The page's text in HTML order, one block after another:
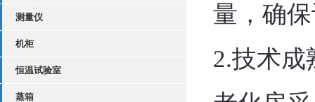
测量仪
机柜
恒温试验室
蒸箱
量，确
2.技术成